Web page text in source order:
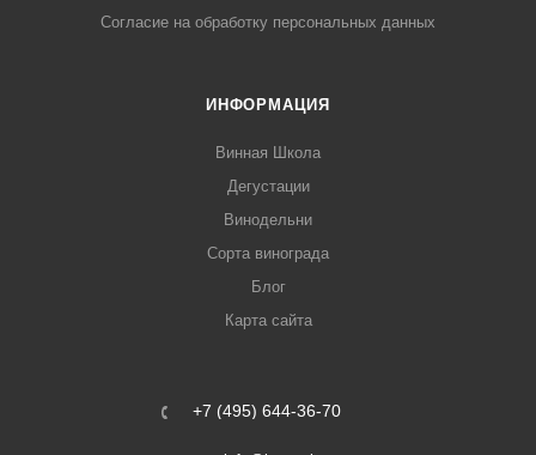
Согласие на обработку персональных данных
ИНФОРМАЦИЯ
Винная Школа
Дегустации
Винодельни
Сорта винограда
Блог
Карта сайта
+7 (495) 644-36-70